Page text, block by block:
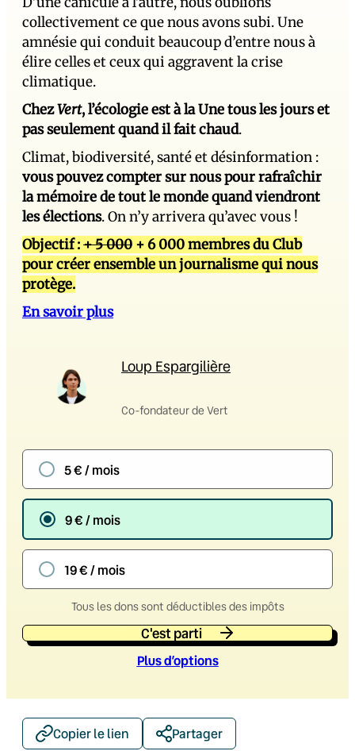
collectivement ce que nous avons subi. Une
amnésie qui conduit beaucoup d’entre nous à
élire celles et ceux qui aggravent la crise
climatique.
ChezVert, l’écologie est à la Une tous les jours et
pas seulement quand il fait chaud.
Climat, biodiversité, santé et désinformation :
vous pouvez compter sur nous pour rafraîchir
la mémoire de tout le monde quand viendront
les élections. On n’y arrivera qu’avec vous !
Objectif :+ 5 000 + 6 000 membres du Club
pour créer ensemble un journalisme qui nous
protège.
En savoir plus
Loup Espargilière
Co-fondateur de Vert
5 € / mois
9 € / mois
19 € / mois
Tous les dons sont déductibles des impôts
C'est parti
Plus d’options
Copier le lien Partager